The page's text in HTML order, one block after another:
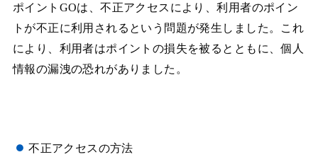
ポイントGOは、不正アクセスにより、利用者のポイン
トが不正に利用されるという問題が発生しました。これ
により、利用者はポイントの損失を被るとともに、個人
情報の漏洩の恐れがありました。
不正アクセスの方法